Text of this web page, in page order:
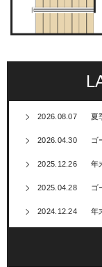
2026.08.07 夏
2026.04.30 ゴ
2025.12.26 年
2025.04.28 ゴ
2024.12.24 年